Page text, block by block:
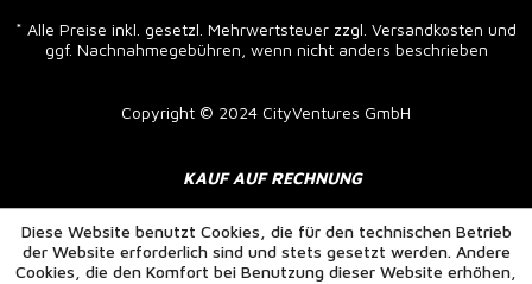
* Alle Preise inkl. gesetzl. Mehrwertsteuer zzgl. Versandkosten und
ggf. Nachnahmegebühren, wenn nicht anders beschrieben
Copyright © 2024 CityVentures GmbH
KAUF AUF RECHNUNG
Diese Website benutzt Cookies, die für den technischen Betrieb
der Website erforderlich sind und stets gesetzt werden. Andere
Cookies, die den Komfort bei Benutzung dieser Website erhöhen,